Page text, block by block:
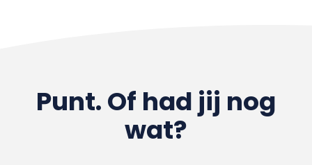
Punt. Of had jij nog
wat?